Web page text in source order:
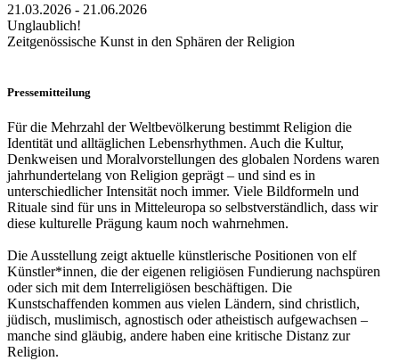
21.03.2026 - 21.06.2026
Unglaublich!
Zeitgenössische Kunst in den Sphären der Religion
Pressemitteilung
Für die Mehrzahl der Weltbevölkerung bestimmt Religion die
Identität und alltäglichen Lebensrhythmen. Auch die Kultur,
Denkweisen und Moralvorstellungen des globalen Nordens waren
jahrhundertelang von Religion geprägt – und sind es in
unterschiedlicher Intensität noch immer. Viele Bildformeln und
Rituale sind für uns in Mitteleuropa so selbstverständlich, dass wir
diese kulturelle Prägung kaum noch wahrnehmen.
Die Ausstellung zeigt aktuelle künstlerische Positionen von elf
Künstler*innen, die der eigenen religiösen Fundierung nachspüren
oder sich mit dem Interreligiösen beschäftigen. Die
Kunstschaffenden kommen aus vielen Ländern, sind christlich,
jüdisch, muslimisch, agnostisch oder atheistisch aufgewachsen –
manche sind gläubig, andere haben eine kritische Distanz zur
Religion.